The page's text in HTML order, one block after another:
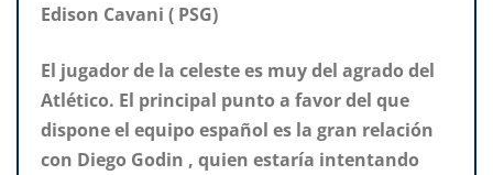
Edison Cavani ( PSG)
El jugador de la celeste es muy del agrado del
Atlético. El principal punto a favor del que
dispone el equipo español es la gran relación
con Diego Godin , quien estaría intentando